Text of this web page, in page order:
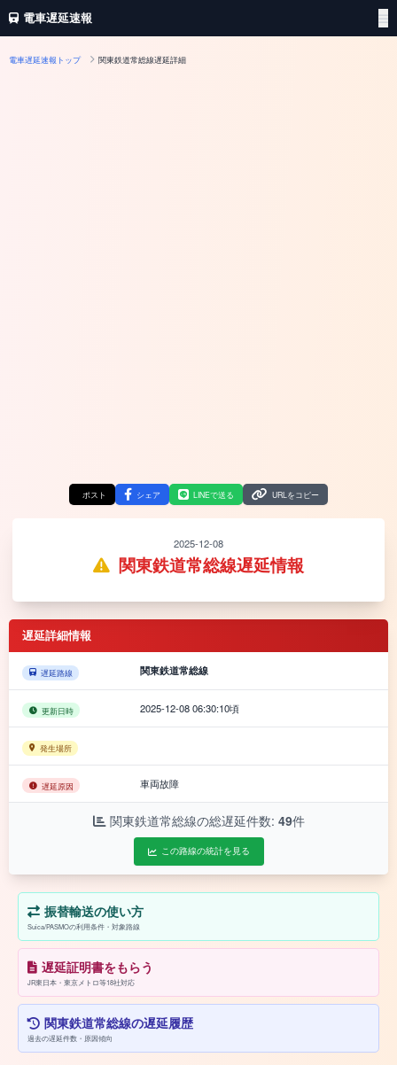
電車遅延速報
電車遅延速報トップ 関東鉄道常総線遅延詳細
ポスト シェア LINEで送る URLをコピー
2025-12-08
関東鉄道常総線遅延情報
遅延詳細情報
遅延路線 関東鉄道常総線
更新日時 2025-12-08 06:30:10頃
発生場所
遅延原因 車両故障
関東鉄道常総線の総遅延件数: 49件
この路線の統計を見る
振替輸送の使い方
Suica/PASMOの利用条件・対象路線
遅延証明書をもらう
JR東日本・東京メトロ等18社対応
関東鉄道常総線の遅延履歴
過去の遅延件数・原因傾向